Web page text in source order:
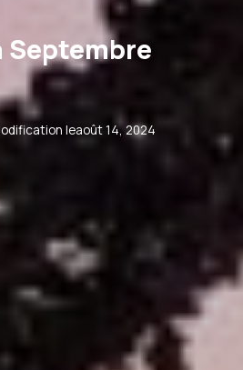
Septembre
leaoût 14, 2024